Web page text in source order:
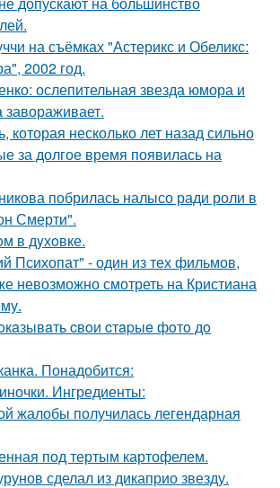
на съёмках "Астерикс и Обеликс:
2002 год.
ослепительная звезда юмора и
завораживает.
которая несколько лет назад сильно
за долгое время появилась на
побрилась налысо ради роли в
Смерти".
в дyхoвке.
Психопат" - один из тех фильмов,
невозможно смотреть на Кристиана
cвoи cтapыe фoтo дo
Понадобится:
Ингредиенты:
жалобы получилась легендарная
под тертым картофелем.
сделал из дикаприо звезду.